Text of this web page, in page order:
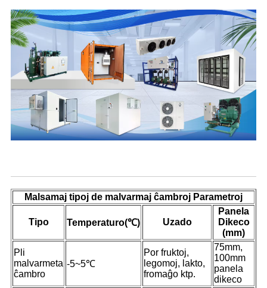
Malsamaj tipoj de malvarmaj ĉambroj Parametroj
Tipo Temperaturo(℃) Uzado
Panela
Dikeco
(mm)
Pli
malvarmeta
ĉambro
-5~5℃
Por fruktoj,
legomoj, lakto,
fromaĝo ktp.
75mm,
100mm
panela
dikeco